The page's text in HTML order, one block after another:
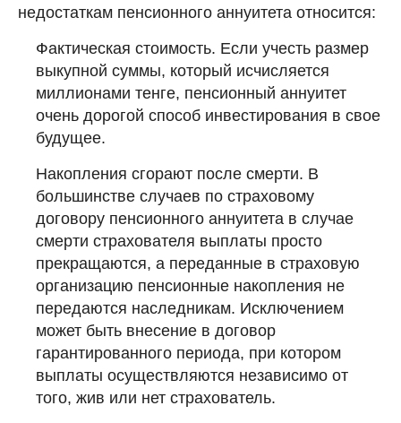
недостаткам пенсионного аннуитета относится:
Фактическая стоимость. Если учесть размер
выкупной суммы, который исчисляется
миллионами тенге, пенсионный аннуитет
очень дорогой способ инвестирования в свое
будущее.
Накопления сгорают после смерти. В
большинстве случаев по страховому
договору пенсионного аннуитета в случае
смерти страхователя выплаты просто
прекращаются, а переданные в страховую
организацию пенсионные накопления не
передаются наследникам. Исключением
может быть внесение в договор
гарантированного периода, при котором
выплаты осуществляются независимо от
того, жив или нет страхователь.